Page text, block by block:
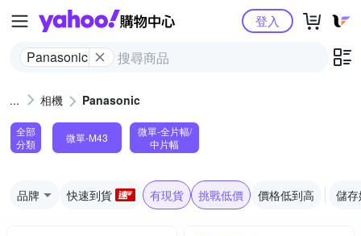
Yahoo購物中心
Panasonic
登入
相機 Panasonic
全部
分類
微單-M43
微單-全片幅/
中片幅
品牌 快速到貨 有現貨 挑戰低價 價格低到高 儲